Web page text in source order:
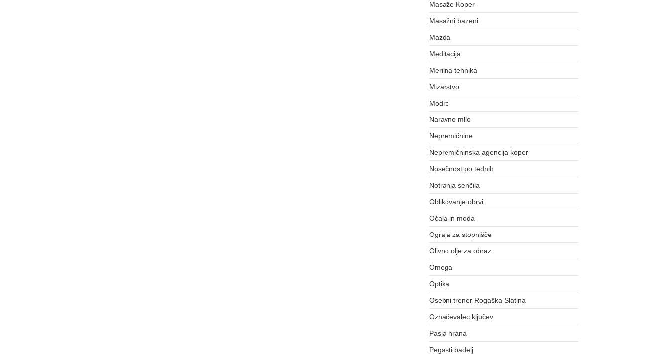
Masaže Koper
Masažni bazeni
Mazda
Meditacija
Merilna tehnika
Mizarstvo
Modrc
Naravno milo
Nepremičnine
Nepremičninska agencija koper
Nosečnost po tednih
Notranja senčila
Oblikovanje obrvi
Očala in moda
Ograja za stopnišče
Olivno olje za obraz
Omega
Optika
Osebni trener Rogaška Slatina
Označevalec ključev
Pasja hrana
Pegasti badelj